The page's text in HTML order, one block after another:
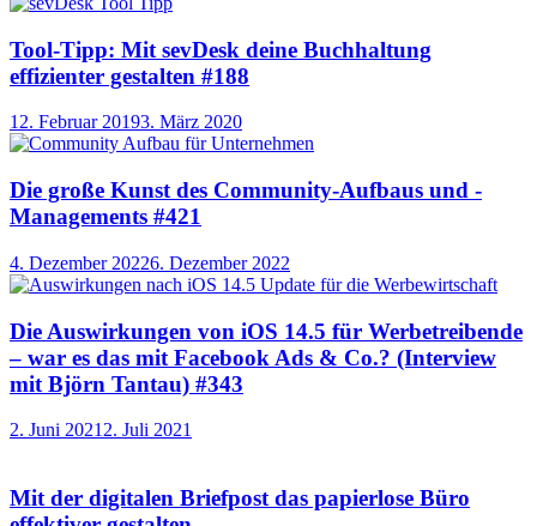
Tool-Tipp: Mit sevDesk deine Buchhaltung
effizienter gestalten #188
12. Februar 20193. März 2020
Die große Kunst des Community-Aufbaus und -
Managements #421
4. Dezember 20226. Dezember 2022
Die Auswirkungen von iOS 14.5 für Werbetreibende
– war es das mit Facebook Ads & Co.? (Interview
mit Björn Tantau) #343
2. Juni 2021 2. Juli 2021
Mit der digitalen Briefpost das papierlose Büro